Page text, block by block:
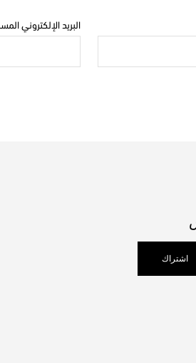
البريد الإلكتروني
اشتراك